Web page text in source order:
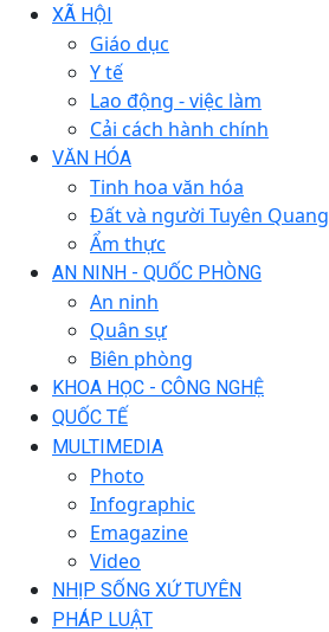
XÃ HỘI
Giáo dục
Y tế
Lao động - việc làm
Cải cách hành chính
VĂN HÓA
Tinh hoa văn hóa
Đất và người Tuyên Quang
Ẩm thực
AN NINH - QUỐC PHÒNG
An ninh
Quân sự
Biên phòng
KHOA HỌC - CÔNG NGHỆ
QUỐC TẾ
MULTIMEDIA
Photo
Infographic
Emagazine
Video
NHỊP SỐNG XỨ TUYÊN
PHÁP LUẬT